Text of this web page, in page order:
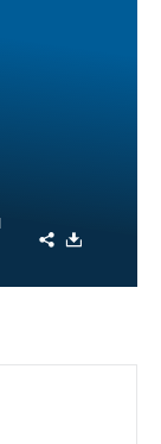
Share